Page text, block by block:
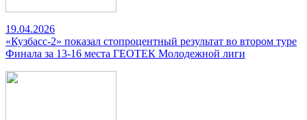
19.04.2026
«Кузбасс-2» показал стопроцентный результат во втором туре
Финала за 13-16 места ГЕОТЕК Молодежной лиги